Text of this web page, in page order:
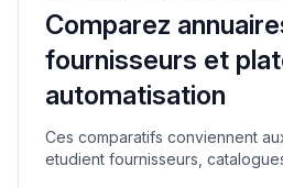
Comparez
fournisseurs et
automatisation
Ces comparatifs conviennent
etudient fournisseurs,